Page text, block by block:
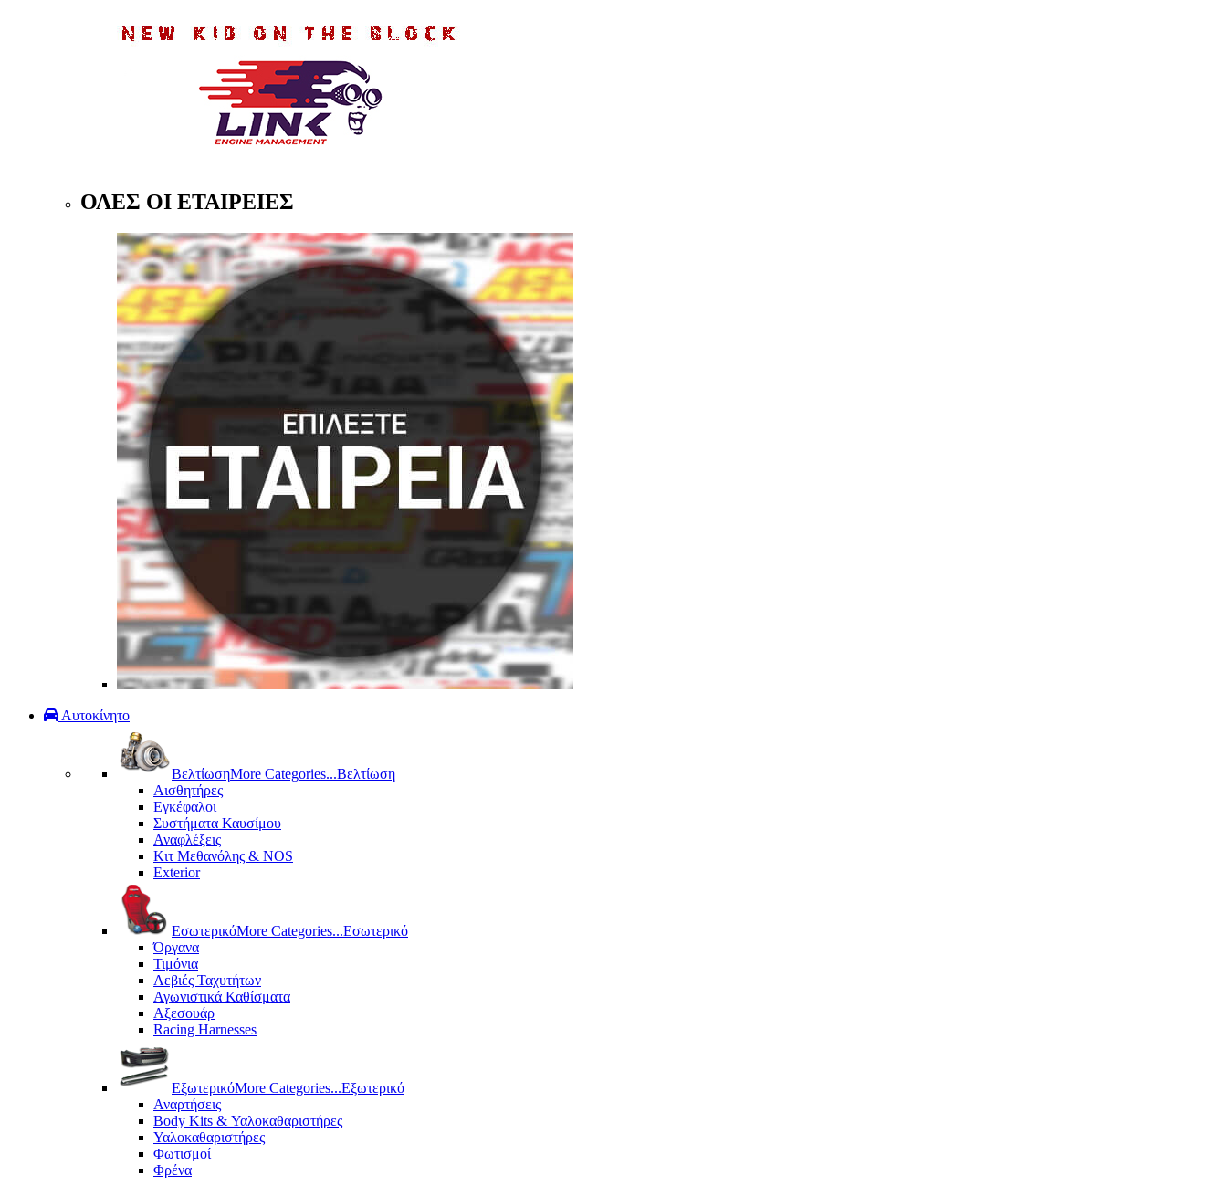
ΟΛΕΣ ΟΙ ΕΤΑΙΡΕΙΕΣ
Αυτοκίνητο
ΒελτίωσηMore Categories...Βελτίωση
Αισθητήρες
Εγκέφαλοι
Συστήματα Καυσίμου
Αναφλέξεις
Κιτ Μεθανόλης & ΝΟS
Exterior
ΕσωτερικόMore Categories...Εσωτερικό
Όργανα
Τιμόνια
Λεβιές Ταχυτήτων
Αγωνιστικά Καθίσματα
Αξεσουάρ
Racing Harnesses
ΕξωτερικόMore Categories...Εξωτερικό
Αναρτήσεις
Body Kits & Υαλοκαθαριστήρες
Υαλοκαθαριστήρες
Φωτισμοί
Φρένα